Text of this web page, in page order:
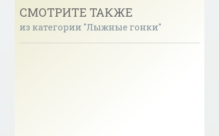
СМОТРИТЕ ТАКЖЕ
из категории "Лыжные гонки"